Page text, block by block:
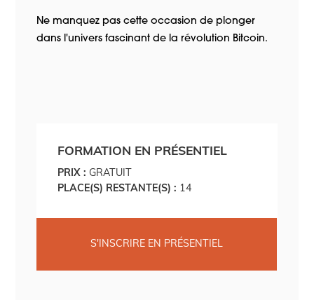
Ne manquez pas cette occasion de plonger
dans l'univers fascinant de la révolution Bitcoin.
FORMATION EN PRÉSENTIEL
PRIX : GRATUIT
PLACE(S) RESTANTE(S) : 14
S'INSCRIRE EN PRÉSENTIEL